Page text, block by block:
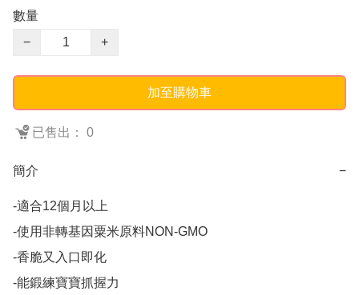
數量
−
+
加至購物車
已售出： 0
簡介 −
-適合12個月以上
-使用非轉基因粟米原料NON-GMO
-香脆又入口即化
-能鍛練寶寶抓握力